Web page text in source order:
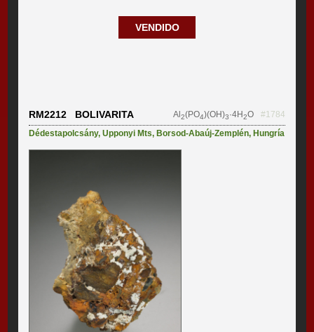
VENDIDO
RM2212 BOLIVARITA Al 2(PO4)(OH)3·4H2O
#1784
Dédestapolcsány,Upponyi Mts, Borsod-Abaúj-Zemplén, Hungría